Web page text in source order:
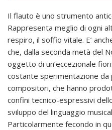
Il flauto è uno strumento
Rappresenta meglio di ogni
respiro, il soffio vitale. E’
che, dalla seconda metà del
oggetto di un’eccezionale
costante sperimentazione
compositori, che hanno
confini tecnico-espressivi
sviluppo del linguaggio
Particolarmente fecondo in